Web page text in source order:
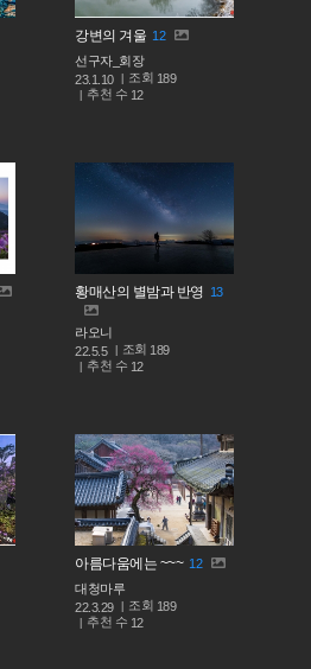
강변의 겨울 12
선구자_회장
23.1.10
조회 189
추천 수 12
황매산의 별밤과 반영 13
라오니
22.5.5
조회 189
추천 수 12
아름다움에는 ~~~ 12
대청마루
22.3.29
조회 189
추천 수 12